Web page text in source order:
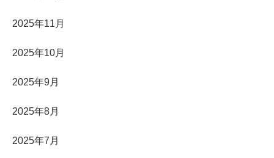
2025年11月
2025年10月
2025年9月
2025年8月
2025年7月